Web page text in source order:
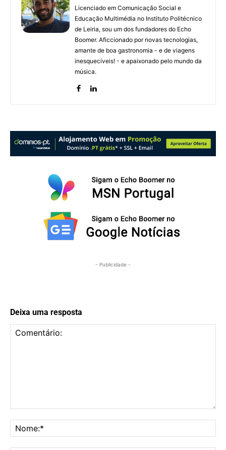
Licenciado em Comunicação Social e
Educação Multimédia no Instituto Politécnico
de Leiria, sou um dos fundadores do Echo
Boomer. Aficcionado por novas tecnologias,
amante de boa gastronomia - e de viagens
inesquecíveis! - e apaixonado pelo mundo da
música.
- Publicidade -
Deixa uma resposta